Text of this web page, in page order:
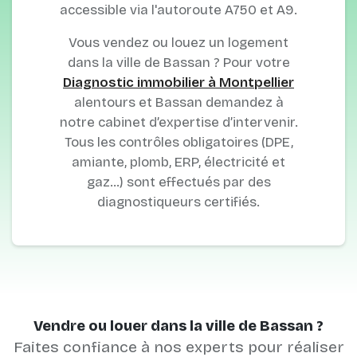
accessible via l'autoroute A750 et A9.
Vous vendez ou louez un logement
dans la ville de Bassan ? Pour votre
Diagnostic immobilier à Montpellier
alentours et Bassan demandez à
notre cabinet d’expertise d’intervenir.
Tous les contrôles obligatoires (DPE,
amiante, plomb, ERP, électricité et
gaz…) sont effectués par des
diagnostiqueurs certifiés.
Vendre ou louer dans la ville de Bassan ?
Faites confiance à nos experts pour réaliser